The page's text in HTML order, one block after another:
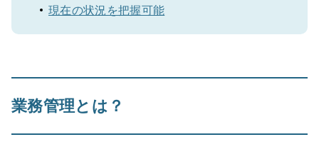
現在の状況を把握可能
業務管理とは？